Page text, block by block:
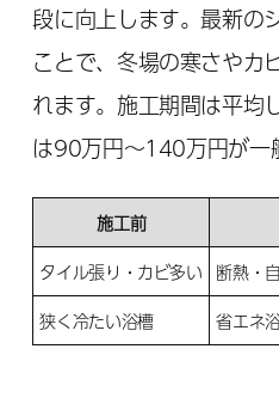
段に向上します。最新の
ことで、冬場の寒さやカ
れます。施工期間は平均
は90万円～140万円が一
施工前
タイル張り・カビ多い 断熱・
狭く冷たい浴槽
省エネ